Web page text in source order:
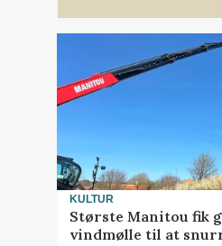
KULTUR
Største Manitou fik
vindmølle til at